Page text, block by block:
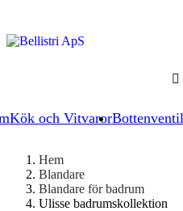
Kök och Vitvaror

Hem
Blandare
Blandare för badrum
Ulisse badrumskollektion